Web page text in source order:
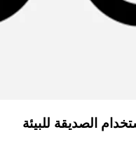
الصديقة للبيئة